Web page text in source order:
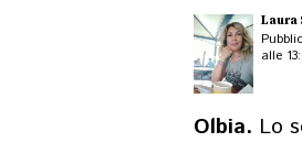
Laura
alle
Olbia. Lo